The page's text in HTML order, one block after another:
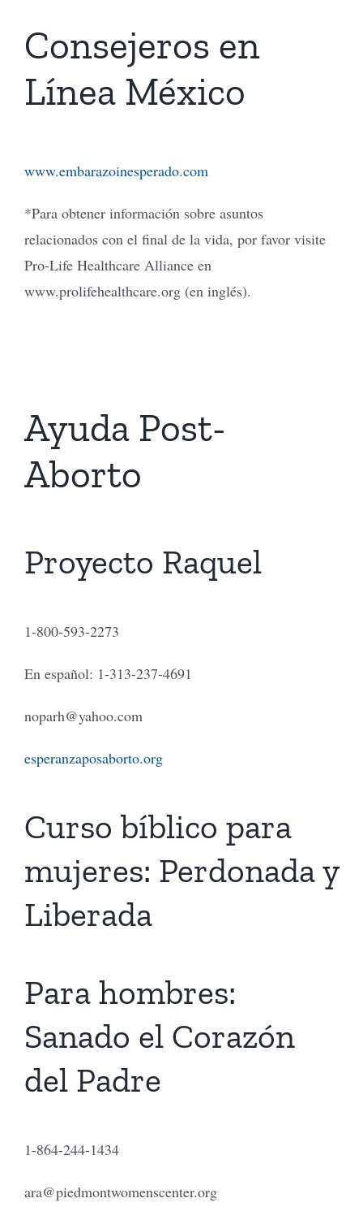
Consejeros en
Línea México
www.embarazoinesperado.com
*Para obtener información sobre asuntos
relacionados con el final de la vida, por favor visite
Pro-Life Healthcare Alliance en
www.prolifehealthcare.org (en inglés).
Ayuda Post-
Aborto
Proyecto Raquel
1-800-593-2273
En español: 1-313-237-4691
noparh@yahoo.com
esperanzaposaborto.org
Curso bíblico para
mujeres: Perdonada y
Liberada
Para hombres:
Sanado el Corazón
del Padre
1-864-244-1434
ara@piedmontwomenscenter.org